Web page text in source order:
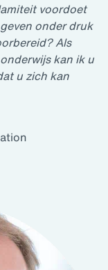
voordoet
onder druk
Als
kan ik u
u zich kan